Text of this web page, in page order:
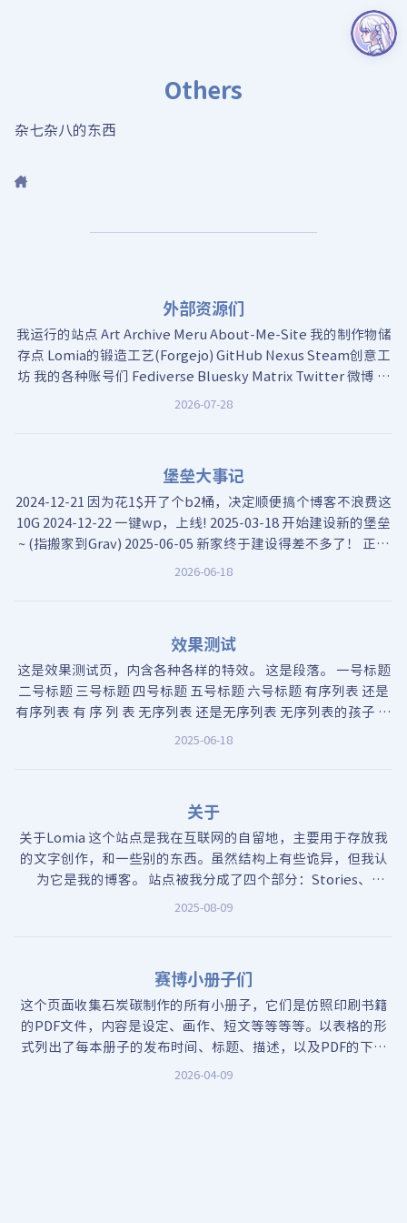
Others
杂七杂八的东西
外部资源们
我运行的站点 Art Archive Meru About-Me-Site 我的制作物储
存点 Lomia的锻造工艺(Forgejo) GitHub Nexus Steam创意工
坊 我的各种账号们 Fediverse Bluesky Matrix Twitter 微博 已
跑路的bilibili 跟创作...
2026-07-28
堡垒大事记
2024-12-21 因为花1$开了个b2桶，决定顺便搞个博客不浪费这
10G 2024-12-22 一键wp，上线! 2025-03-18 开始建设新的堡垒
~ (指搬家到Grav) 2025-06-05 新家终于建设得差不多了！ 正式
移除了home里吐槽和甩锅的部分；
2026-06-18
效果测试
这是效果测试页，内含各种各样的特效。 这是段落。 一号标题
二号标题 三号标题 四号标题 五号标题 六号标题 有序列表 还是
有序列表 有 序 列 表 无序列表 还是无序列表 无序列表的孩子 还
是孩子 孩子的孩子 还是孩子 还有孩子？ 没了 我没说过这句
2025-06-18
关于
关于Lomia 这个站点是我在互联网的自留地，主要用于存放我
的文字创作，和一些别的东西。虽然结构上有些诡异，但我认
为它是我的博客。 站点被我分成了四个部分：Stories、
Technoloies、Lives、Others。其中，Stories被我用来存放
2025-08-09
赛博小册子们
这个页面收集石炭碳制作的所有小册子，它们是仿照印刷书籍
的PDF文件，内容是设定、画作、短文等等等等。以表格的形
式列出了每本册子的发布时间、标题、描述，以及PDF的下载
链接。
2026-04-09